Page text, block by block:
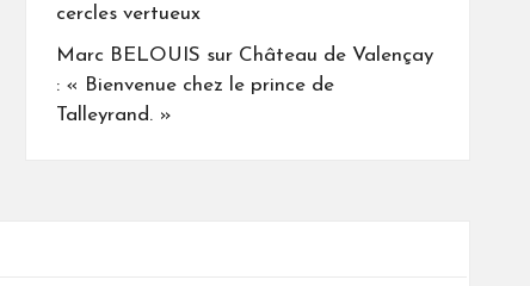
cercles vertueux
Marc BELOUIS sur Château de Valençay
: « Bienvenue chez le prince de
Talleyrand. »